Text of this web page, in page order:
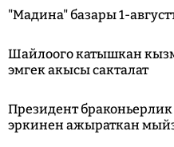
"Мадина" базары 1-
Шайлоого катышкан
эмгек акысы сакталат
Президент
эркинен ажыраткан